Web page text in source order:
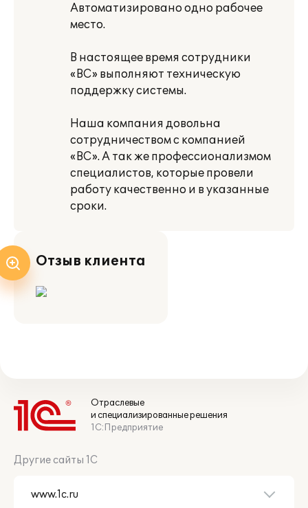
Автоматизировано одно рабочее
место.
В настоящее время сотрудники
«ВС» выполняют техническую
поддержку системы.
Наша компания довольна
сотрудничеством с компанией
«ВС». А так же профессионализмом
специалистов, которые провели
работу качественно и в указанные
сроки.
Отзыв клиента
Отраслевые
и специализированные решения
1С:Предприятие
Другие сайты 1С